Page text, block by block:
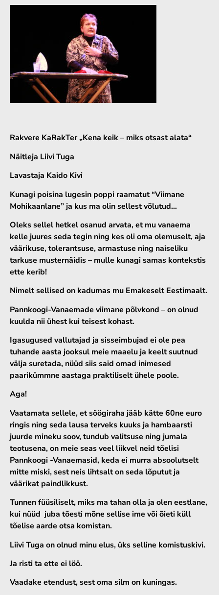
Rakvere KaRakTer „Kena keik – miks otsast alata“
Näitleja Liivi Tuga
Lavastaja Kaido Kivi
Kunagi poisina lugesin poppi raamatut “Viimane
Mohikaanlane” ja kus ma olin sellest võlutud…
Oleks sellel hetkel osanud arvata, et mu vanaema
kelle juures seda tegin ning kes oli oma olemuselt, aja
väärikuse, tolerantsuse, armastuse ning naiseliku
tarkuse musternäidis – mulle kunagi samas kontekstis
ette kerib!
Nimelt sellised on kadumas mu Emakeselt Eestimaalt.
Pannkoogi-Vanaemade viimane põlvkond – on olnud
kuulda nii ühest kui teisest kohast.
Igasugused vallutajad ja sisseimbujad ei ole pea
tuhande aasta jooksul meie maaelu ja keelt suutnud
välja suretada, nüüd siis said omad inimesed
paarikümmne aastaga praktiliselt ühele poole.
Aga!
Vaatamata sellele, et söögiraha jääb kätte 60ne euro
ringis ning seda lausa terveks kuuks ja hambaarsti
juurde mineku soov, tundub valitsuse ning jumala
teotusena, on meie seas veel liikvel neid tõelisi
Pannkoogi -Vanaemasid, keda ei murra absoolutselt
mitte miski, sest neis lihtsalt on seda lõputut ja
väärikat paindlikkust.
Tunnen füüsiliselt, miks ma tahan olla ja olen eestlane,
kui nüüd juba tõesti mõne sellise ime või õieti küll
tõelise aarde otsa komistan.
Liivi Tuga on olnud minu elus, üks selline komistuskivi.
Ja risti ta ette ei löö.
Vaadake etendust, sest oma silm on kuningas.